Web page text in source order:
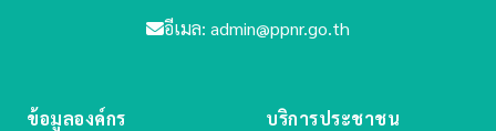
อีเมล: admin@ppnr.go.th
ข้อมูลองค์กร
บริการประชาชน